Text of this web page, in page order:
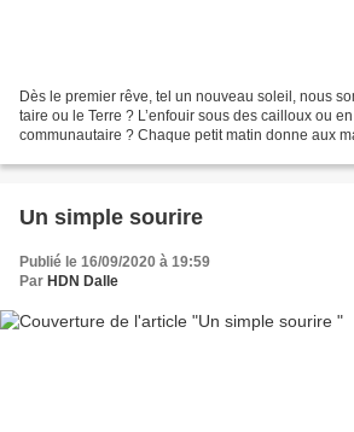
Dès le premier rêve, tel un nouveau soleil, nous
taire ou le Terre ? L’enfouir sous des cailloux ou
communautaire ? Chaque petit matin donne aux
Un simple sourire
Publié le 16/09/2020 à 19:59
Par HDN Dalle